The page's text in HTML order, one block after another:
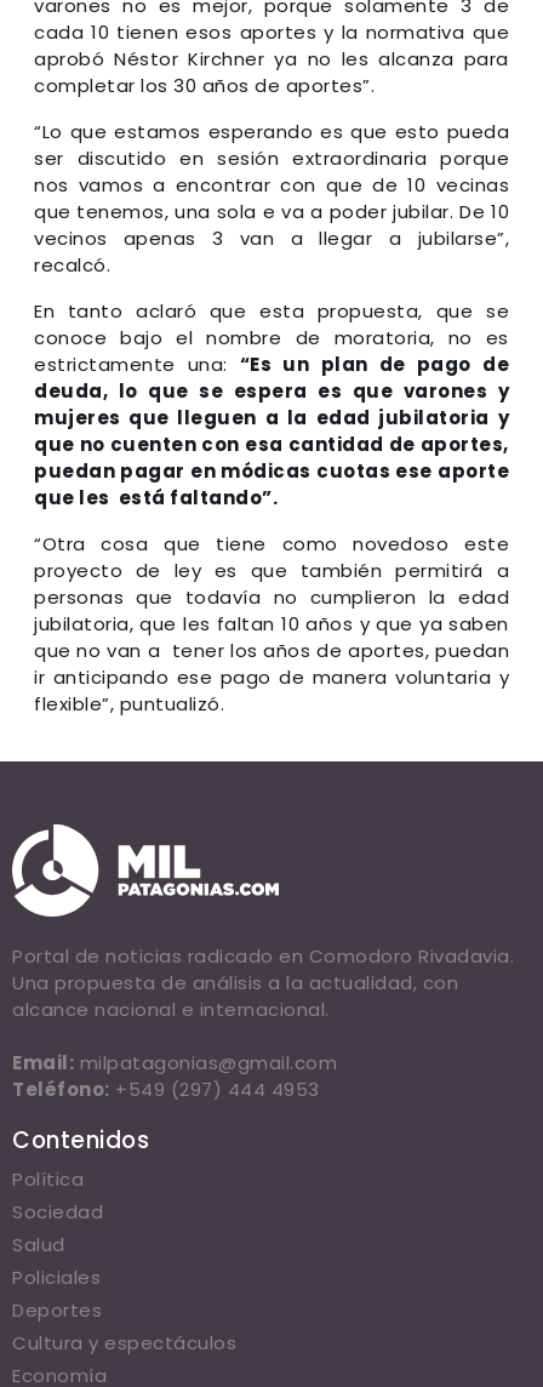
varones no es mejor, porque solamente 3 de
cada 10 tienen esos aportes y la normativa que
aprobó Néstor Kirchner ya no les alcanza para
completar los 30 años de aportes”.
“Lo que estamos esperando es que esto pueda
ser discutido en sesión extraordinaria porque
nos vamos a encontrar con que de 10 vecinas
que tenemos, una sola e va a poder jubilar. De 10
vecinos apenas 3 van a llegar a jubilarse”,
recalcó.
En tanto aclaró que esta propuesta, que se
conoce bajo el nombre de moratoria, no es
estrictamente una: “Es un plan de pago de
deuda, lo que se espera es que varones y
mujeres que lleguen a la edad jubilatoria y
que no cuenten con esa cantidad de aportes,
puedan pagar en módicas cuotas ese aporte
que les está faltando”.
“Otra cosa que tiene como novedoso este
proyecto de ley es que también permitirá a
personas que todavía no cumplieron la edad
jubilatoria, que les faltan 10 años y que ya saben
que no van a tener los años de aportes, puedan
ir anticipando ese pago de manera voluntaria y
flexible”, puntualizó.
Portal de noticias radicado en Comodoro Rivadavia.
Una propuesta de análisis a la actualidad, con
alcance nacional e internacional.
Email: milpatagonias@gmail.com
Teléfono: +549 (297) 444 4953
Contenidos
Política
Sociedad
Salud
Policiales
Deportes
Cultura y espectáculos
Economía